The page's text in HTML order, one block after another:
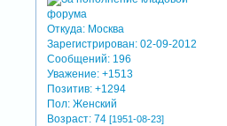
Откуда: Москва
Зарегистрирован: 02-09-2012
Сообщений: 196
Уважение: +1513
Позитив: +1294
Пол: Женский
Возраст: 74[1951-08-23]